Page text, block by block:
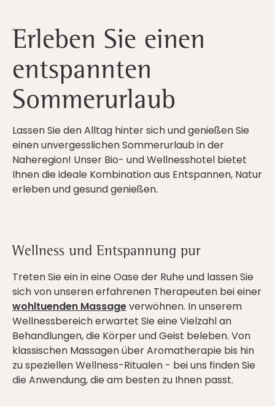
Erleben Sie einen
entspannten
Sommerurlaub
Lassen Sie den Alltag hinter sich und genießen Sie
einen unvergesslichen Sommerurlaub in der
Naheregion! Unser Bio- und Wellnesshotel bietet
Ihnen die ideale Kombination aus Entspannen, Natur
erleben und gesund genießen.
Wellness und Entspannung pur
Treten Sie ein in eine Oase der Ruhe und lassen Sie
sich von unseren erfahrenen Therapeuten bei einer
wohltuenden Massageverwöhnen. In unserem
Wellnessbereich erwartet Sie eine Vielzahl an
Behandlungen, die Körper und Geist beleben. Von
klassischen Massagen über Aromatherapie bis hin
zu speziellen Wellness-Ritualen - bei uns finden Sie
die Anwendung, die am besten zu Ihnen passt.